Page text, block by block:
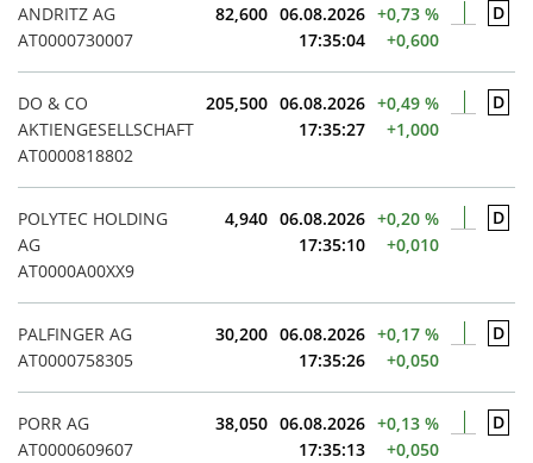
ANDRITZ AG
AT0000730007
82,600 06.08.2026
17:35:04
+0,73 %
+0,600
D
DO & CO
AKTIENGESELLSCHAFT
AT0000818802
205,500 06.08.2026
17:35:27
+0,49 %
+1,000
D
POLYTEC HOLDING
AG
AT0000A00XX9
4,940 06.08.2026
17:35:10
+0,20 %
+0,010
D
PALFINGER AG
AT0000758305
30,200 06.08.2026
17:35:26
+0,17 %
+0,050
D
PORR AG
AT0000609607
38,050 06.08.2026
17:35:13
+0,13 %
+0,050
D